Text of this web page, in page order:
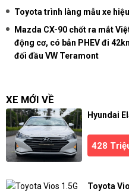
Toyota trình làng mẫu xe
Mazda CX-90 chốt ra mắt
động cơ, có bản PHEV đi
đối đầu VW Teramont
XE MỚI VỀ
Hyundai
428
Toyota